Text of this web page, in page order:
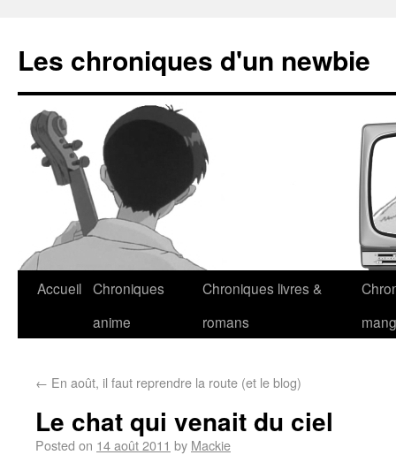
Les chroniques d'un newbie
Accueil Chroniques
anime
Chroniques livres &
romans
← En août, il faut reprendre la route (et le blog)
Le chat qui venait du ciel
Posted on 14 août 2011 by Mackie